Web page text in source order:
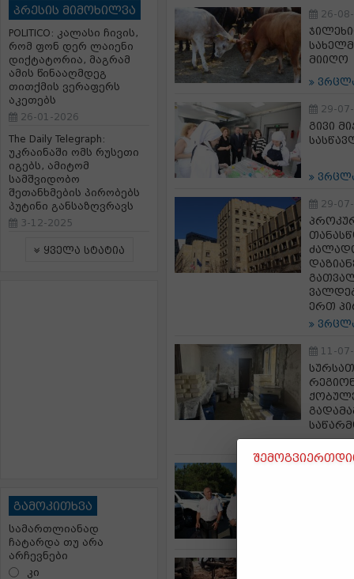
პრესის მიმოხილვა
POLITICO: კალასი ჩივის,
რომ ფონ დერ ლაიენი
დიქტატორია, მაგრამ
ამის წინააღმდეგ
თითქმის ვერაფერს
აკეთებს
26-01-2026
The Daily Telegraph:
უკრაინაში ომს რუსეთი
იგებს, ამიტომ
სამშვიდობო
შეთანხმების პირობებს
პუტინი განსაზღვრავს
3-12-2025
ყველა სტატია
გამოკითხვა
სამართლიანად
ჩატარდა თუ არა
არჩევნები
კი
26-
მიიღო
29-
გივი
29-
ერთ
11-